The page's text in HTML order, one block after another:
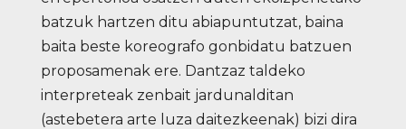
batzuk hartzen ditu abiapuntutzat, baina
baita beste koreografo gonbidatu batzuen
proposamenak ere. Dantzaz taldeko
interpreteak zenbait jardunalditan
(astebetera arte luza daitezkeenak) bizi dira